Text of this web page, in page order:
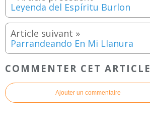
Leyenda del Espíritu Burlon
Parrandeando En Mi Llanura
COMMENTER CET ARTICLE
Ajouter un commentaire